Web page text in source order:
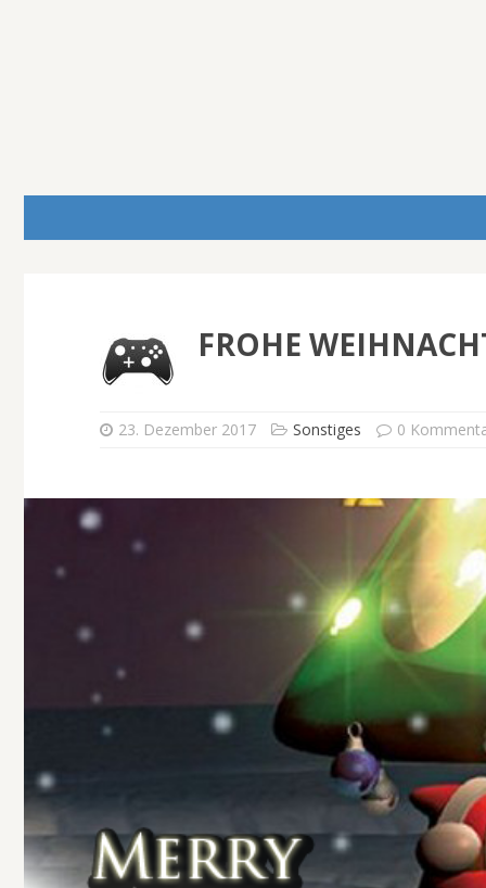
FROHE
23. Dezember 2017 Sonstiges 0